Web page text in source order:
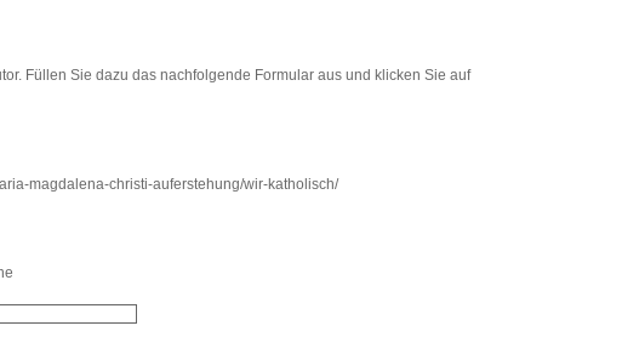
Füllen Sie dazu das nachfolgende Formular aus und klicken Sie auf
magdalena-christi-auferstehung/wir-katholisch/